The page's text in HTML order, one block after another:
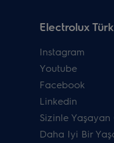
Electrolux
Instagram
Youtube
Facebook
Linkedin
Sizinle Yaşayan
Daha Iyi Bir